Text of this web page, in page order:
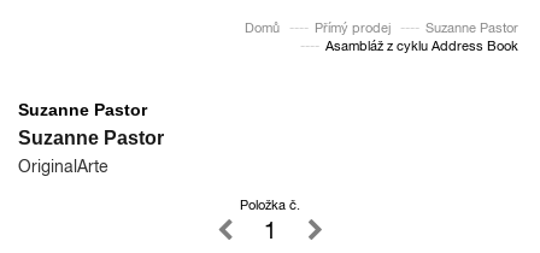
Domů Přímý prodej
Suzanne Pastor
Asambláž z cyklu Address Book
Suzanne Pastor
Suzanne Pastor
OriginalArte
Položka č.
1